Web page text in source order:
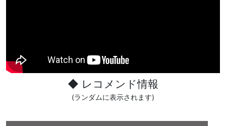
◆ レコメンド情報
(ランダムに表示されます)